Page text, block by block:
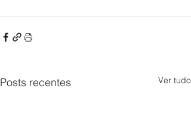
Posts recentes Ver tudo